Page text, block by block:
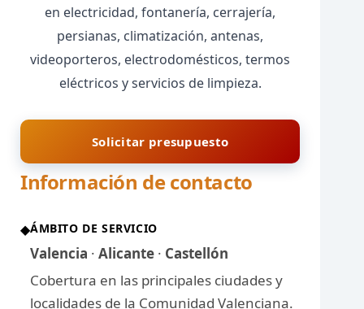
en electricidad, fontanería, cerrajería,
persianas, climatización, antenas,
videoporteros, electrodomésticos, termos
eléctricos y servicios de limpieza.
Solicitar presupuesto
Información de contacto
◆ÁMBITO DE SERVICIO
Valencia · Alicante · Castellón
Cobertura en las principales ciudades y
localidades de la Comunidad Valenciana.